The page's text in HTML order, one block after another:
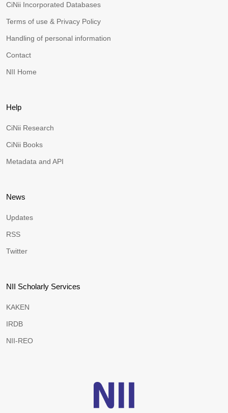
CiNii Incorporated Databases
Terms of use & Privacy Policy
Handling of personal information
Contact
NII Home
Help
CiNii Research
CiNii Books
Metadata and API
News
Updates
RSS
Twitter
NII Scholarly Services
KAKEN
IRDB
NII-REO